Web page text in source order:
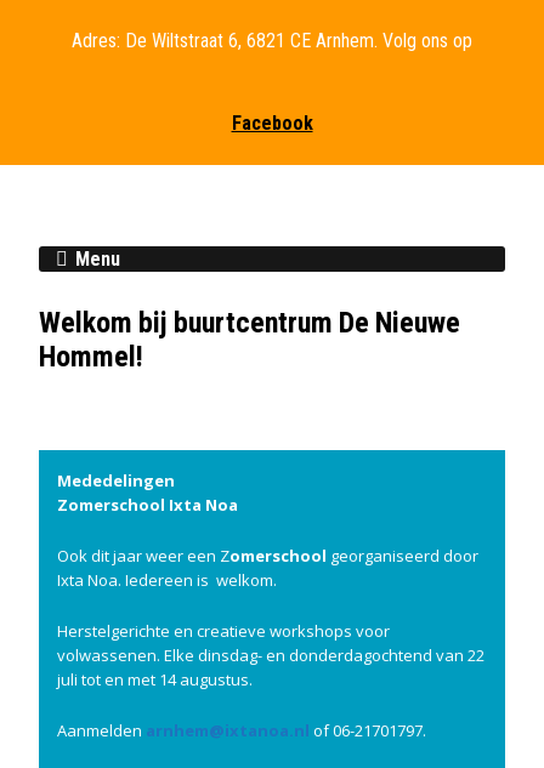
Adres: De Wiltstraat 6, 6821 CE Arnhem. Volg ons op
Facebook
Menu
Welkom bij buurtcentrum De Nieuwe
Hommel!
Mededelingen
Zomerschool Ixta Noa
Ook dit jaar weer een Zomerschool georganiseerd door
Ixta Noa. Iedereen is welkom.
Herstelgerichte en creatieve workshops voor
volwassenen. Elke dinsdag- en donderdagochtend van 22
juli tot en met 14 augustus.
Aanmelden arnhem@ixtanoa.nl of 06-21701797.